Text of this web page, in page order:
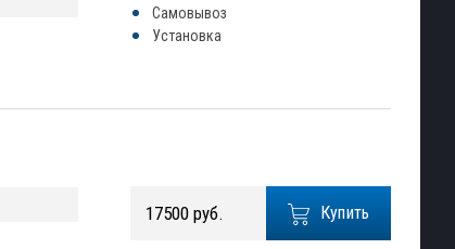
Самовывоз
Установка
Купить
17500 руб.